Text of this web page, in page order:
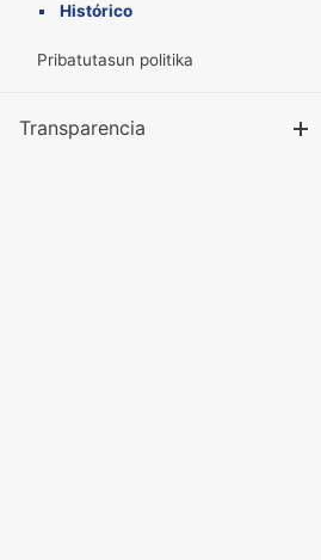
Histórico
Pribatutasun politika
Transparencia